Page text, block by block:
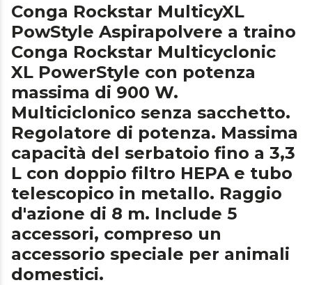
Conga Rockstar MulticyXL
PowStyle Aspirapolvere a traino
Conga Rockstar Multicyclonic
XL PowerStyle con potenza
massima di 900 W.
Multiciclonico senza sacchetto.
Regolatore di potenza. Massima
capacità del serbatoio fino a 3,3
L con doppio filtro HEPA e tubo
telescopico in metallo. Raggio
d'azione di 8 m. Include 5
accessori, compreso un
accessorio speciale per animali
domestici.